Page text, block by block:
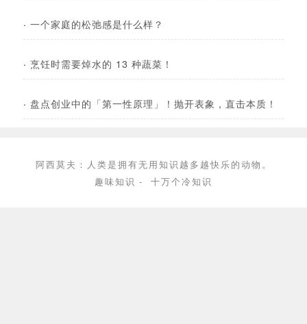
· 一个家庭的松弛感是什么样？
· 烹饪时需要焯水的 13 种蔬菜！
· 盘点创业中的「第一性原理」！抛开表象，直击本质！
阿西莫夫：人类是拥有无用知识越多越快乐的动物。
趣味知识 - 十万个冷知识